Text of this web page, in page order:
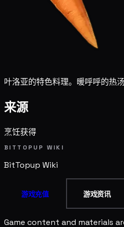
叶洛亚的特色料理。暖呼呼的热
来源
烹饪获得
BITTOPUP WIKI
BitTopup Wiki
游戏充值 游戏资讯
Game content and materials